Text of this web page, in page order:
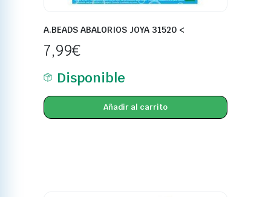
A.BEADS ABALORIOS JOYA 31520 <
7,99€
Disponible
Añadir al carrito